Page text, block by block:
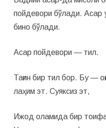
пойдевори бўлади. Асар
бино бўлади.
Асар пойдевори — тил.
Тағин бир тил бор. Бу —
лаҳим эт. Суяксиз эт,
Ижод оламида бир